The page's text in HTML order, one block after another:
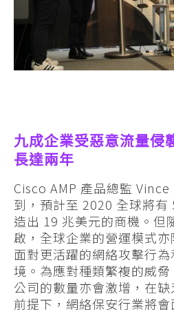
九成企業受惡意流量
長達兩年
Cisco AMP 產品總監
到，預計至 2020 全球將有
造出 19 兆美元的商機。但
啟，全球企業的營運模式
面對更活躍的網絡攻擊行
境。為應對種類繁複的威
公司的數量亦會激增，在
前提下，網絡保安行業將會